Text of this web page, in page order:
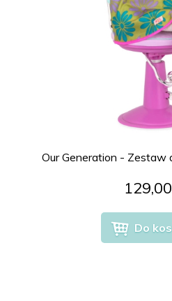
Our Generation - Zestaw
Do